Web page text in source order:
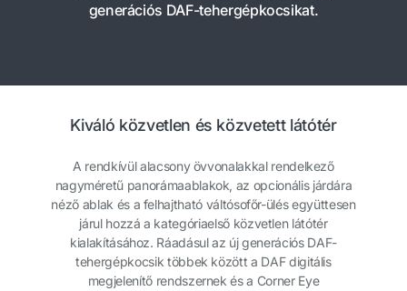
generációs DAF-tehergépkocsikat.
Kiváló közvetlen és közvetett látótér
A rendkívül alacsony övvonalakkal rendelkező
nagyméretű panorámaablakok, az opcionális járdára
néző ablak és a felhajtható váltósofőr-ülés együttesen
járul hozzá a kategóriaelső közvetlen látótér
kialakításához. Ráadásul az új generációs DAF-
tehergépkocsik többek között a DAF digitális
megjelenítő rendszernek és a Corner Eye